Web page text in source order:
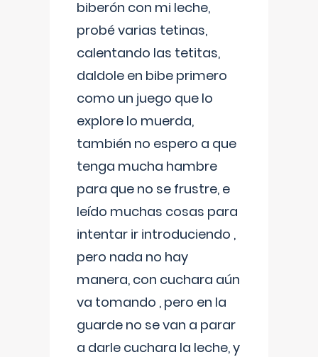
biberón con mi leche,
probé varias tetinas,
calentando las tetitas,
daldole en bibe primero
como un juego que lo
explore lo muerda,
también no espero a que
tenga mucha hambre
para que no se frustre, e
leído muchas cosas para
intentar ir introduciendo ,
pero nada no hay
manera, con cuchara aún
va tomando , pero en la
guarde no se van a parar
a darle cuchara la leche, y